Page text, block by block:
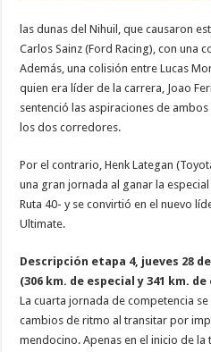
las dunas del Nihuil, que causaron
Carlos Sainz (Ford Racing), con una
Además, una colisión entre Lucas
quien era líder de la carrera, Joao
sentenció las aspiraciones de
los dos corredores.
Por el contrario, Henk Lategan
una gran jornada al ganar la
Ruta 40- y se convirtió en el nuevo
Ultimate.
Descripción etapa 4, jueves 28
(306 km. de especial y 341 km. de
La cuarta jornada de competencia
cambios de ritmo al transitar por
mendocino. Apenas en el inicio de